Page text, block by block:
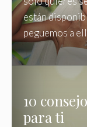
están
peguemos a
10
para ti